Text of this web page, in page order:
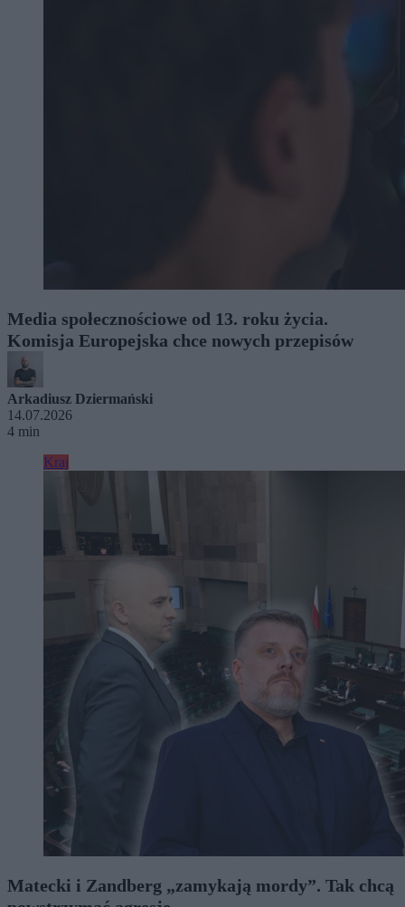
Media społecznościowe od 13. roku życia.
Komisja Europejska chce nowych przepisów
Arkadiusz Dziermański
14.07.2026
4 min
Kraj
Matecki i Zandberg „zamykają mordy”. Tak chcą